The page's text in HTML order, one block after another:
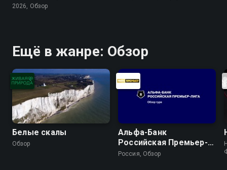
Arrive and Drive
2026, Обзор
Ещё в жанре: Обзор
Белые скалы
Обзор
Альфа-Банк
Российская Премьер-
Лига. Обзор тура
Россия, Обзор